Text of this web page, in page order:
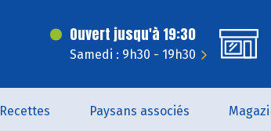
Ouvert jusqu'à 19:30
Samedi : 9h30 - 19h30
Recettes Paysans associés